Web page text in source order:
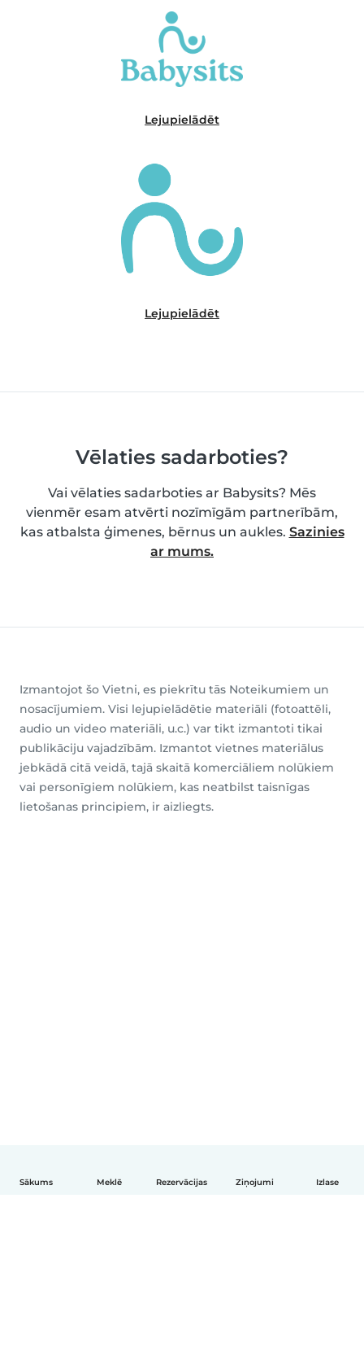
Sākums Meklē Rezervācijas Ziņojumi Izlase
Lejupielādēt
Lejupielādēt
Vēlaties sadarboties?
Vai vēlaties sadarboties ar Babysits? Mēs
vienmēr esam atvērti nozīmīgām partnerībām,
kas atbalsta ģimenes, bērnus un aukles. Sazinies
ar mums.
Izmantojot šo Vietni, es piekrītu tās Noteikumiem un
nosacījumiem. Visi lejupielādētie materiāli (fotoattēli,
audio un video materiāli, u.c.) var tikt izmantoti tikai
publikāciju vajadzībām. Izmantot vietnes materiālus
jebkādā citā veidā, tajā skaitā komerciāliem nolūkiem
vai personīgiem nolūkiem, kas neatbilst taisnīgas
lietošanas principiem, ir aizliegts.